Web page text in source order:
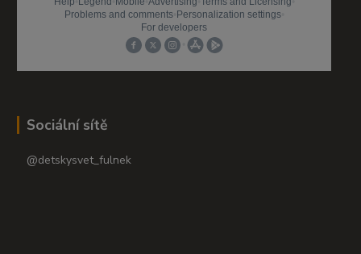
Sociální sítě
@detskysvet_fulnek